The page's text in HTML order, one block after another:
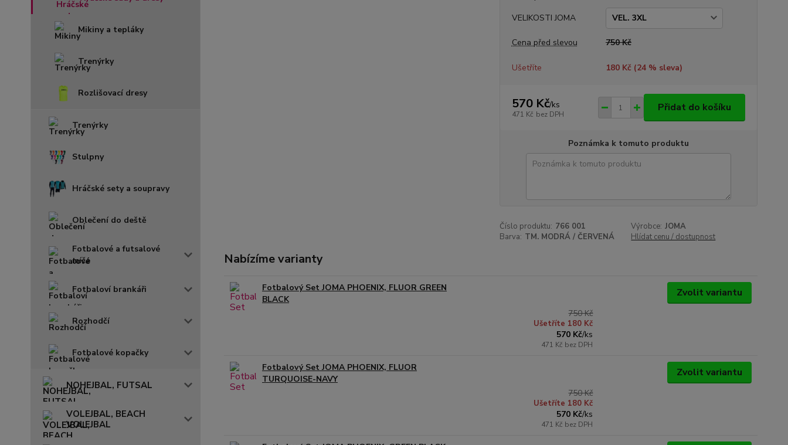
Mikiny a tepláky
Trenýrky
Rozlišovací dresy
Trenýrky
Stulpny
Hráčské sety a soupravy
Oblečení do deště
Fotbalové a futsalové
míče
Fotbaloví brankáři
Rozhodčí
Fotbalové kopačky
NOHEJBAL, FUTSAL
VOLEJBAL, BEACH
VOLEJBAL
VELIKOSTI JOMA
Cena před slevou 750 Kč
Ušetříte 180 Kč (24% sleva)
570 Kč/ks
471 Kč bez DPH
Přidat do košíku
Poznámka k tomuto produktu
Číslo produktu: 766 001 Výrobce: JOMA
Barva: TM. MODRÁ / ČERVENÁ Hlídat cenu / dostupnost
Nabízíme varianty
Fotbalový Set JOMA PHOENIX, FLUOR GREEN
BLACK
750 Kč
Ušetříte 180 Kč
570 Kč/ks
471 Kč bez DPH
Zvolit variantu
Fotbalový Set JOMA PHOENIX, FLUOR
TURQUOISE-NAVY
750 Kč
Ušetříte 180 Kč
570 Kč/ks
471 Kč bez DPH
Zvolit variantu